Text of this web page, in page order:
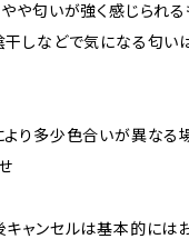
や匂いが強く感じられる
しなどで気になる匂い
り多少色合いが異なる
ャンセルは基本的にはお